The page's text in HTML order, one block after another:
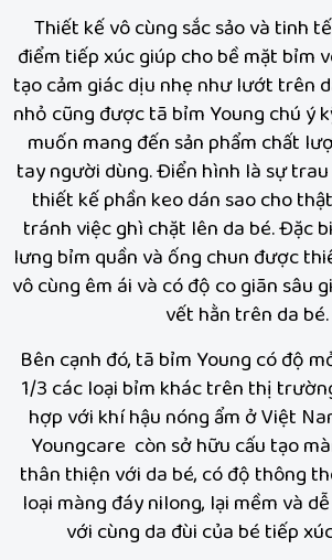
Thiết kế vô cùng sắc sảo và tinh
điểm tiếp xúc giúp cho bề mặt bỉm
tạo cảm giác dịu nhẹ như lướt trên
nhỏ cũng được tã bỉm Young chú ý
muốn mang đến sản phẩm chất
tay người dùng. Điển hình là sự
thiết kế phần keo dán sao cho
tránh việc ghì chặt lên da bé. Đặc
lưng bỉm quần và ống chun được
vô cùng êm ái và có độ co giãn sâu
vết hằn trên da bé.
Bên cạnh đó, tã bỉm Young có độ
1/3 các loại bỉm khác trên thị
hợp với khí hậu nóng ẩm ở Việt
Youngcare còn sở hữu cấu tạo
thân thiện với da bé, có độ thông
loại màng đáy nilong, lại mềm và
với cùng da đùi của bé tiếp